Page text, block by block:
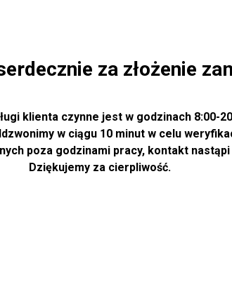
za złożenie
klienta czynne jest w godzinach 8:00-
w ciągu 10 minut w celu
poza godzinami pracy, kontakt
Dziękujemy za cierpliwość.